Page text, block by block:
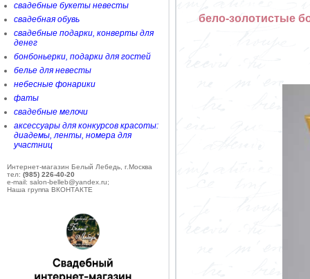
свадебные букеты невесты
свадебная обувь
свадебные подарки, конверты для
денег
бонбоньерки, подарки для гостей
белье для невесты
небесные фонарики
фаты
свадебные мелочи
аксессуары для конкурсов красоты:
диадемы, ленты, номера для
участниц
Интернет-магазин Белый Лебедь, г.Москва
тел: (985) 226-40-20
e-mail: salon-belleb@yandex.ru;
Наша группа ВКОНТАКТЕ
бело-золотистые